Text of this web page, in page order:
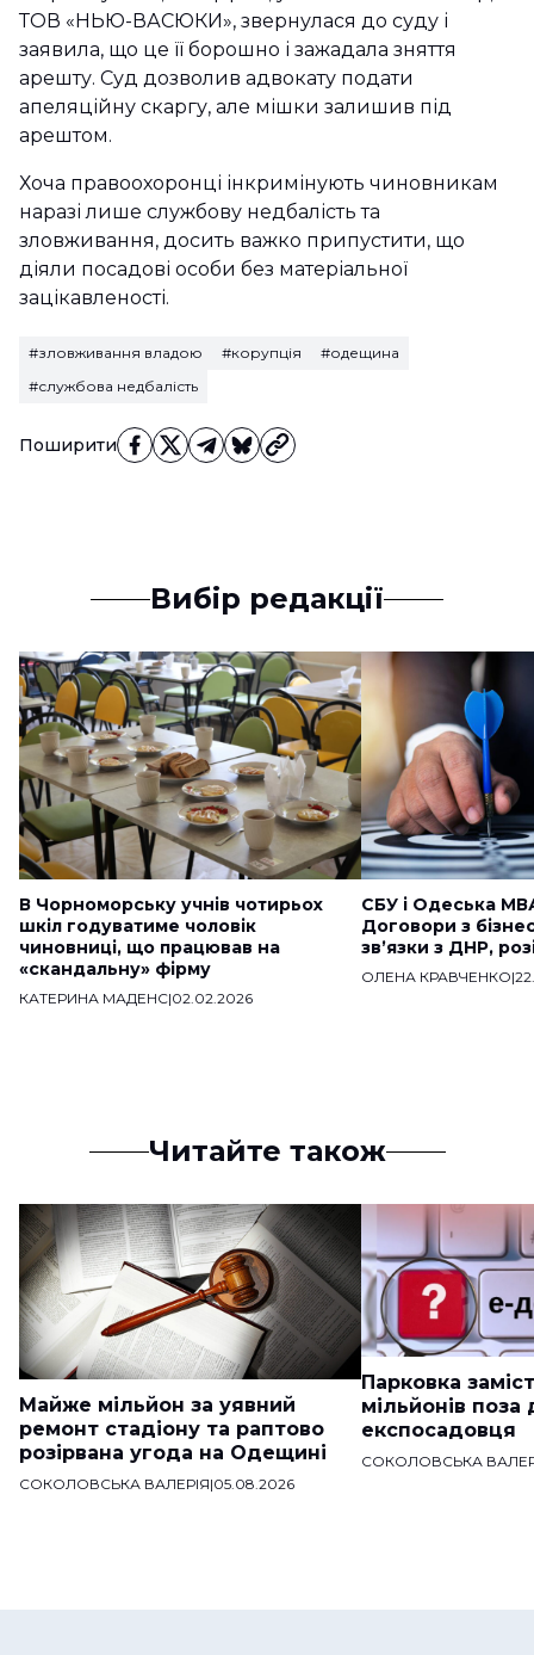
Поширити
ТОВ «НЬЮ-ВАСЮКИ», звернулася до суду і
заявила, що це її борошно і зажадала зняття
арешту. Суд дозволив адвокату подати
апеляційну скаргу, але мішки залишив під
арештом.
Хоча правоохоронці інкримінують чиновникам
наразі лише службову недбалість та
зловживання, досить важко припустити, що
діяли посадові особи без матеріальної
зацікавленості.
#зловживання владою #корупція
#одещина
#службова недбалість
Вибір редакції
В Чорноморську учнів чотирьох
шкіл годуватиме чоловік
чиновниці, що працював на
«скандальну» фірму
КАТЕРИНА МАДЕНС|02.02.2026
СБУ і Одеська
Договори з
звʼязки з ДНР,
ОЛЕНА КРАВЧЕНКО|
Читайте також
Майже мільйон за уявний
ремонт стадіону та раптово
розірвана угода на Одещині
СОКОЛОВСЬКА ВАЛЕРІЯ|05.08.2026
Парковка
мільйонів поза
експосадовця
СОКОЛОВСЬКА